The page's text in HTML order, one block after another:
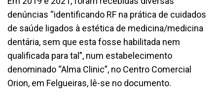
denúncias “identificando RF na prática de cuidados
de saúde ligados à estética de medicina/medicina
dentária, sem que esta fosse habilitada nem
qualificada para tal”, num estabelecimento
denominado “Alma Clinic”, no Centro Comercial
Orion, em Felgueiras, lê-se no documento.